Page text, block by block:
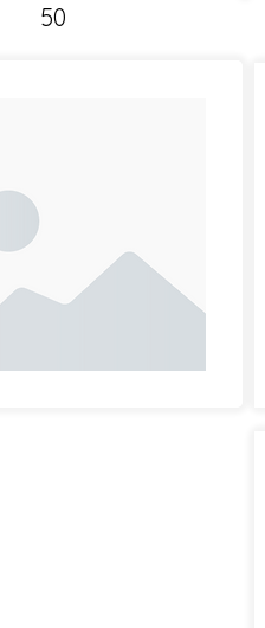
50